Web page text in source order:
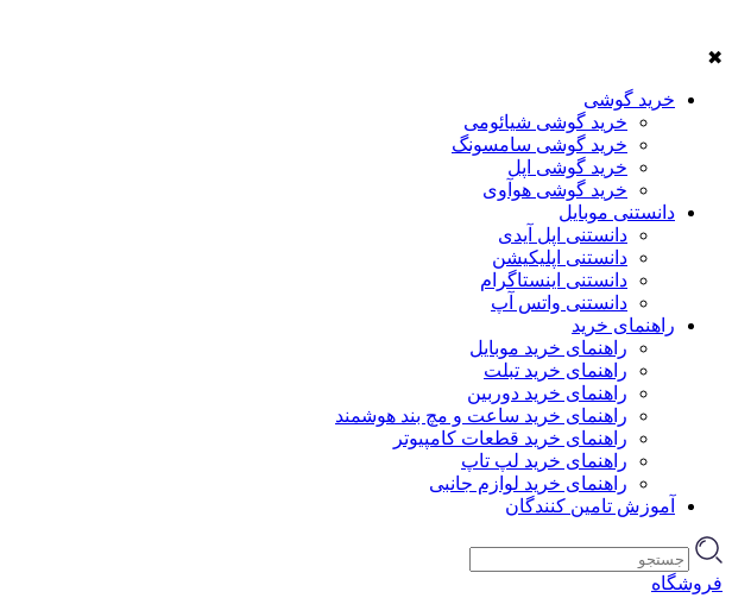
✖
خرید گوشی
خرید گوشی شیائومی
خرید گوشی سامسونگ
خرید گوشی اپل
خرید گوشی هوآوی
دانستنی موبایل
دانستنی اپل آیدی
دانستنی اپلیکیشن
دانستنی اینستاگرام
دانستنی واتس آپ
راهنمای خرید
راهنمای خرید موبایل
راهنمای خرید تبلت
راهنمای خرید دوربین
راهنمای خرید ساعت و مچ بند هوشمند
راهنمای خرید قطعات کامپیوتر
راهنمای خرید لپ تاپ
راهنمای خرید لوازم جانبی
آموزش تامین کنندگان
فروشگاه